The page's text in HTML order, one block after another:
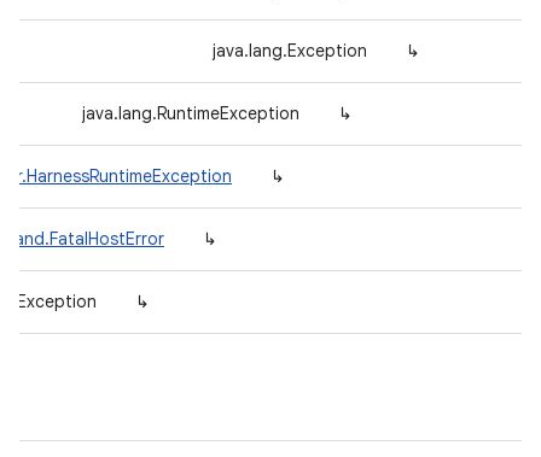
↳
java.lang.Exception
↳
java.lang.RuntimeException
↳
↳
↳